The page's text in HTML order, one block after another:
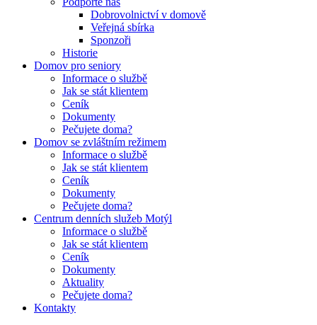
Dobrovolnictví v domově
Veřejná sbírka
Sponzoři
Historie
Domov pro seniory
Informace o službě
Jak se stát klientem
Ceník
Dokumenty
Pečujete doma?
Domov se zvláštním režimem
Informace o službě
Jak se stát klientem
Ceník
Dokumenty
Pečujete doma?
Centrum denních služeb Motýl
Informace o službě
Jak se stát klientem
Ceník
Dokumenty
Aktuality
Pečujete doma?
Kontakty